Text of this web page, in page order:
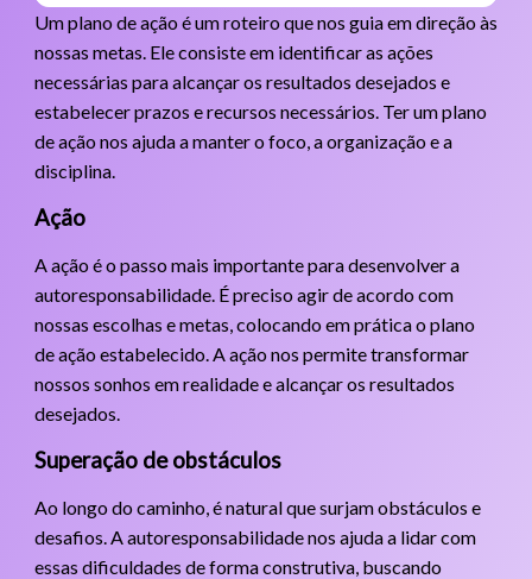
Um plano de ação é um roteiro que nos guia em direção às
nossas metas. Ele consiste em identificar as ações
necessárias para alcançar os resultados desejados e
estabelecer prazos e recursos necessários. Ter um plano
de ação nos ajuda a manter o foco, a organização e a
disciplina.
Ação
A ação é o passo mais importante para desenvolver a
autoresponsabilidade. É preciso agir de acordo com
nossas escolhas e metas, colocando em prática o plano
de ação estabelecido. A ação nos permite transformar
nossos sonhos em realidade e alcançar os resultados
desejados.
Superação de obstáculos
Ao longo do caminho, é natural que surjam obstáculos e
desafios. A autoresponsabilidade nos ajuda a lidar com
essas dificuldades de forma construtiva, buscando